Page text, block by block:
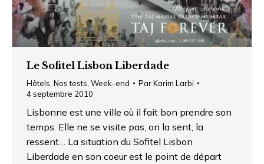
Le Sofitel Lisbon Liberdade
Hôtels Nos tests Week-end ParKarim Larbi
4 septembre 2010
Lisbonne est une ville où il fait bon prendre son
temps. Elle ne se visite pas, on la sent, la
ressent… La situation du Sofitel Lisbon
Liberdade en son coeur est le point de départ